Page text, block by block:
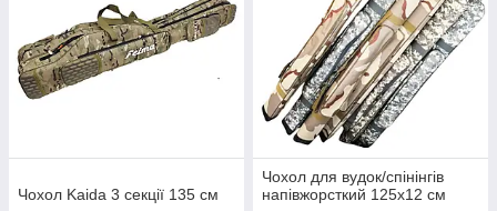
Чохол Kaida 3 секції 135 см
Чохол для вудок/спінінгів
напівжорсткий 125х12 см